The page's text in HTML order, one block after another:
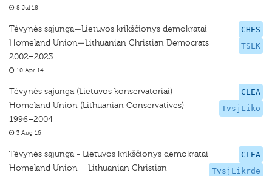
8 Jul 18
CHES
TSLK
Tėvynės sąjunga—Lietuvos krikščionys demokratai
Homeland Union—Lithuanian Christian Democrats
2002–2023
10 Apr 14
CLEA
TvsjLiko
Tėvynės sąjunga (Lietuvos konservatoriai)
Homeland Union (Lithuanian Conservatives)
1996–2004
3 Aug 16
CLEA
TvsjLikrde
Tėvynės sąjunga - Lietuvos krikščionys demokratai
Homeland Union – Lithuanian Christian